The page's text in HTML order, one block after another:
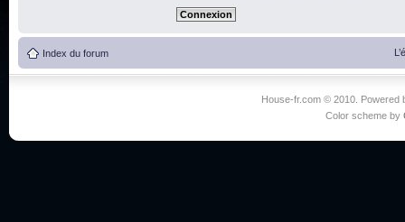
Index du forum
House-fr.com © 2010. Powered
Color scheme by